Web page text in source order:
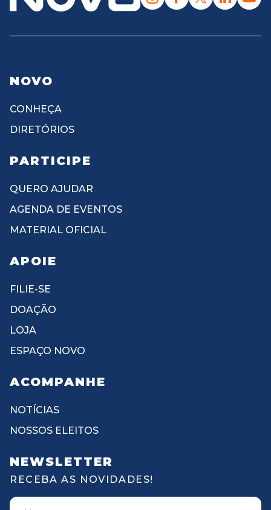
NOVO
CONHEÇA
DIRETÓRIOS
PARTICIPE
QUERO AJUDAR
AGENDA DE EVENTOS
MATERIAL OFICIAL
APOIE
FILIE-SE
DOAÇÃO
LOJA
ESPAÇO NOVO
ACOMPANHE
NOTÍCIAS
NOSSOS ELEITOS
NEWSLETTER
RECEBA AS NOVIDADES!